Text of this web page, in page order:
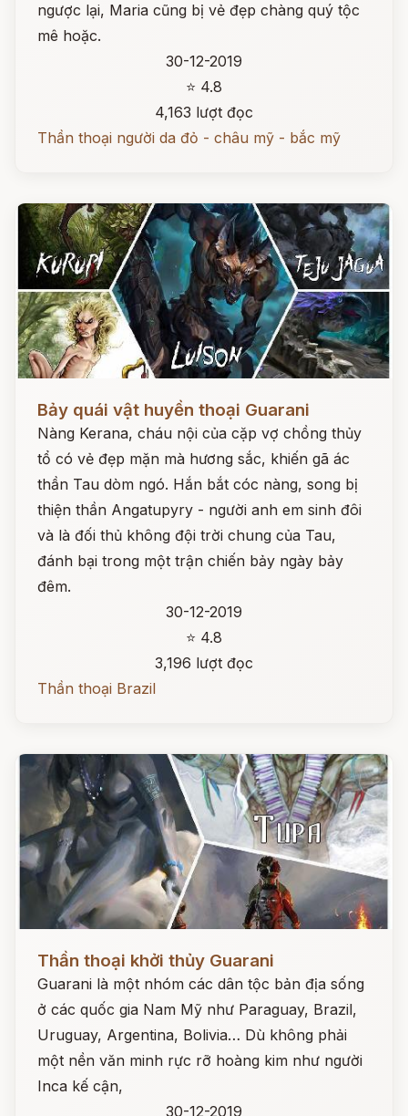
ngược lại, Maria cũng bị vẻ đẹp chàng quý tộc
mê hoặc.
30-12-2019
⭐ 4.8
4,163 lượt đọc
Thần thoại người da đỏ - châu mỹ - bắc mỹ
Bảy quái vật huyền thoại Guarani
Nàng Kerana, cháu nội của cặp vợ chồng thủy
tổ có vẻ đẹp mặn mà hương sắc, khiến gã ác
thần Tau dòm ngó. Hắn bắt cóc nàng, song bị
thiện thần Angatupyry - người anh em sinh đôi
và là đối thủ không đội trời chung của Tau,
đánh bại trong một trận chiến bảy ngày bảy
đêm.
30-12-2019
⭐ 4.8
3,196 lượt đọc
Thần thoại Brazil
Đọc ngay
Thần thoại khởi thủy Guarani
Guarani là một nhóm các dân tộc bản địa sống
ở các quốc gia Nam Mỹ như Paraguay, Brazil,
Uruguay, Argentina, Bolivia… Dù không phải
một nền văn minh rực rỡ hoàng kim như người
Inca kế cận,
30-12-2019